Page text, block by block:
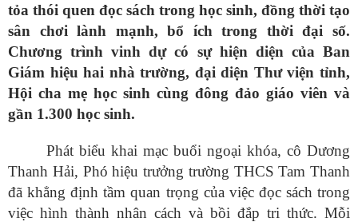
tỏa thói quen đọc sách trong học sinh, đồng thời tạo
sân chơi lành mạnh, bổ ích trong thời đại số.
Chương trình vinh dự có sự hiện diện của Ban
Giám hiệu hai nhà trường, đại diện Thư viện tỉnh,
Hội cha mẹ học sinh cùng đông đảo giáo viên và
gần 1.300 học sinh.
Phát biểu khai mạc buổi ngoại khóa, cô Dương
Thanh Hải, Phó hiệu trưởng trường THCS Tam Thanh
đã khẳng định tầm quan trọng của việc đọc sách trong
việc hình thành nhân cách và bồi đắp tri thức. Mỗi